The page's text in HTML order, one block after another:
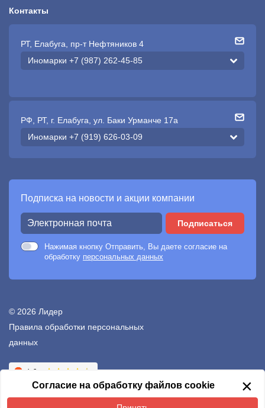
Контакты
РТ, Елабуга, пр-т Нефтяников 4
Иномарки +7 (987) 262-45-85
РФ, РТ, г. Елабуга, ул. Баки Урманче 17а
Иномарки +7 (919) 626-03-09
Подписка на новости и акции компании
Подписаться
Нажимая кнопку Отправить, Вы даете согласие на
обработку персональных данных
© 2026 Лидер
Правила обработки персональных
данных
×
Согласие на обработку файлов cookie